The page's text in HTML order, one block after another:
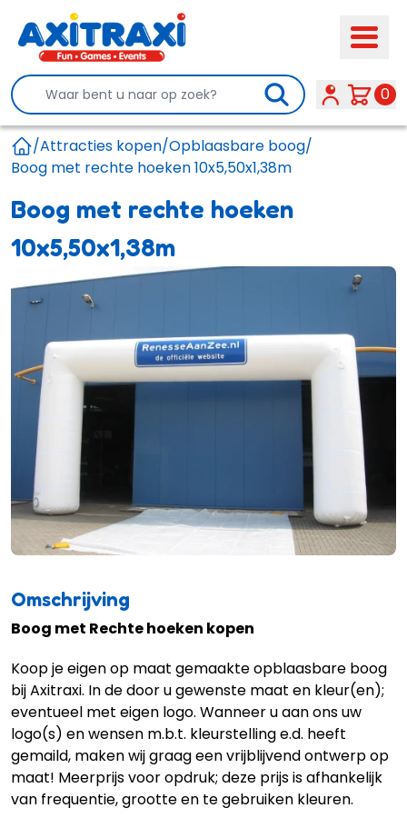
Search 0
Home
/Attracties kopen/Opblaasbare boog/
Boog met rechte hoeken 10x5,50x1,38m
Boog met rechte hoeken
10x5,50x1,38m
Omschrijving
Boog met Rechte hoeken kopen
Koop je eigen op maat gemaakte opblaasbare boog
bij Axitraxi. In de door u gewenste maat en kleur(en);
eventueel met eigen logo. Wanneer u aan ons uw
logo(s) en wensen m.b.t. kleurstelling e.d. heeft
gemaild, maken wij graag een vrijblijvend ontwerp op
maat! Meerprijs voor opdruk; deze prijs is afhankelijk
van frequentie, grootte en te gebruiken kleuren.